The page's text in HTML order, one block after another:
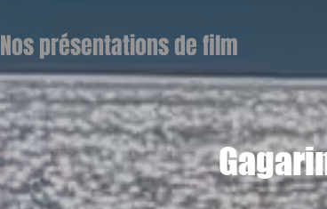
Nos présentations de film